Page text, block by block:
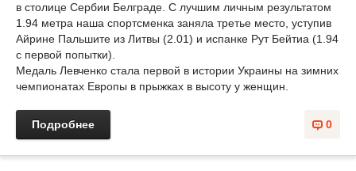
в столице Сербии Белграде. С лучшим личным результатом
1.94 метра наша спортсменка заняла третье место, уступив
Айрине Пальшите из Литвы (2.01) и испанке Рут Бейтиа (1.94
с первой попытки).
Медаль Левченко стала первой в истории Украины на зимних
чемпионатах Европы в прыжках в высоту у женщин.
0
Подробнее